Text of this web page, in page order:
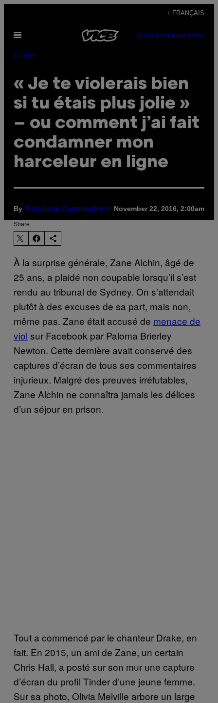
content
+ FRANÇAIS
Open
SUBSCRIBENEWSLETTER
Culture
« Je te violerais bien
si tu étais plus jolie »
– ou comment j’ai fait
condamner mon
harceleur en ligne
By Maddison Connaughton November 22, 2016, 2:00am
Share:
À la surprise générale, Zane Alchin, âgé de
25 ans, a plaidé non coupable lorsqu’il s’est
rendu au tribunal de Sydney. On s’attendait
plutôt à des excuses de sa part, mais non,
même pas. Zane était accusé de menace de
viol sur Facebook par Paloma Brierley
Newton. Cette dernière avait conservé des
captures d’écran de tous ses commentaires
injurieux. Malgré des preuves irréfutables,
Zane Alchin ne connaîtra jamais les délices
d’un séjour en prison.
Tout a commencé par le chanteur Drake, en
fait. En 2015, un ami de Zane, un certain
Chris Hall, a posté sur son mur une capture
d’écran du profil Tinder d’une jeune femme.
Sur sa photo, Olivia Melville arbore un large